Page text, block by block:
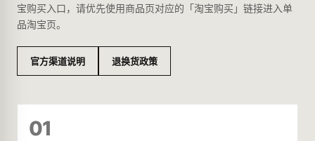
宝购买入口，请优先使用商品页对应的「淘宝购买」链接进入单
品淘宝页。
官方渠道说明 退换货政策
01